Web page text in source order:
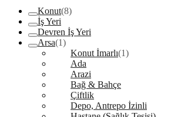
Konut(8)
İş Yeri
Devren İş Yeri
Arsa(1)
Konut İmarlı(1)
Ada
Arazi
Bağ & Bahçe
Çiftlik
Depo, Antrepo İzinli